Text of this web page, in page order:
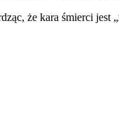
że ​​kara śmierci jest